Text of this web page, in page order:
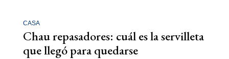
CASA
Chau repasadores: cuál es la servilleta
que llegó para quedarse